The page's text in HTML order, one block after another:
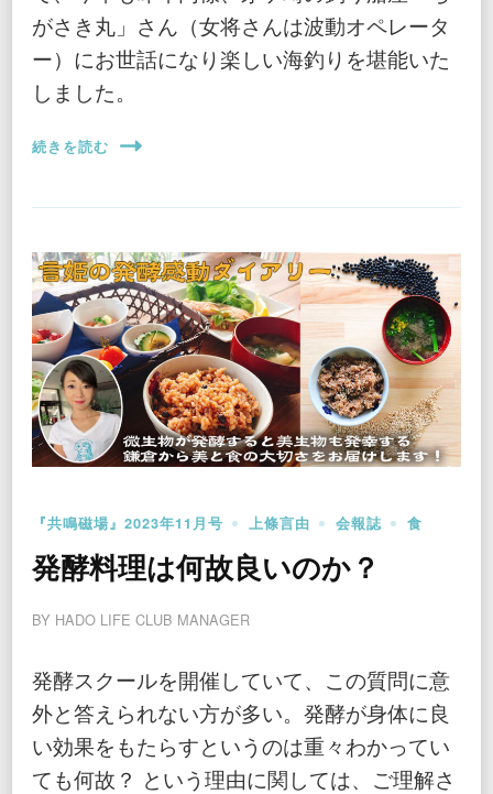
がさき丸」さん（女将さんは波動オペレータ
ー）にお世話になり楽しい海釣りを堪能いた
しました。
続きを読む
『共鳴磁場』2023年11月号 上條言由 会報誌 食
発酵料理は何故良いのか？
BY HADO LIFE CLUB MANAGER
発酵スクールを開催していて、この質問に意
外と答えられない方が多い。発酵が身体に良
い効果をもたらすというのは重々わかってい
ても何故？ という理由に関しては、ご理解さ